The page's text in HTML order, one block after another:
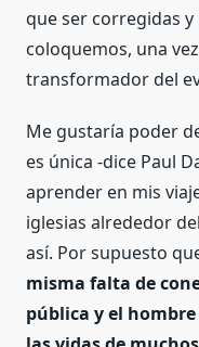
que ser corregidas
coloquemos, una
transformador del
Me gustaría poder
es única -dice Paul
aprender en mis
iglesias alrededor
así. Por supuesto
misma falta de
pública y el